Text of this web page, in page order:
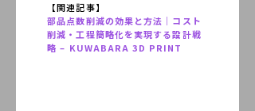
【関連記事】
部品点数削減の効果と方法｜コスト
削減・工程簡略化を実現する設計戦
略 – KUWABARA 3D PRINT